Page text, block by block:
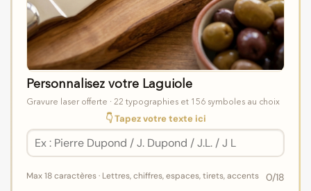
Personnalisez votre Laguiole
Gravure laser offerte · 22 typographies et 156 symboles au choix
👇 Tapez votre texte ici
Max 18 caractères · Lettres, chiffres, espaces, tirets, accents 0/18